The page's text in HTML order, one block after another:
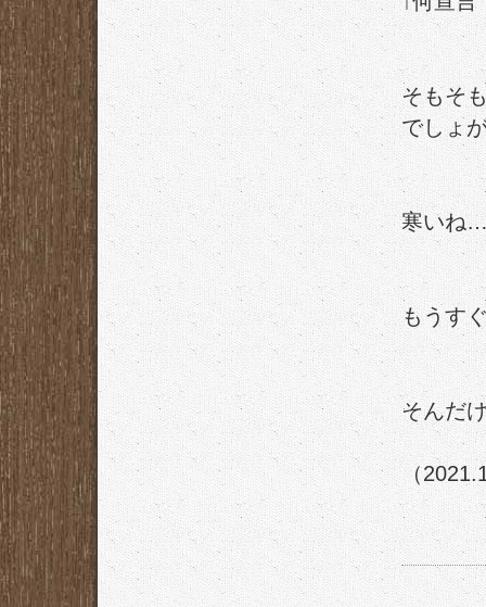
そもそ
でしょ
寒いね
もうす
そんだ
（